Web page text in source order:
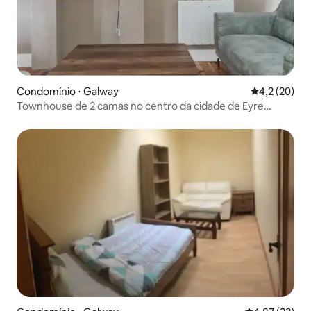
Condomínio ⋅ Galway 4,2 de uma
4,2 (20)
Townhouse de 2 camas no centro da cidade de Eyre